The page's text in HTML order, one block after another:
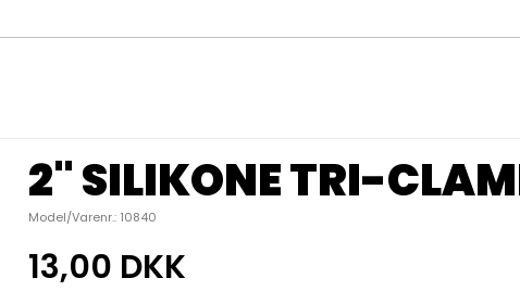
2" SILIKONE TRI-
Model/Varenr.: 10840
13,00 DKK